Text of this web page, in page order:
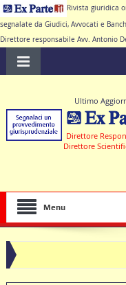
Rivista giuridica
segnalate da Giudici, Avvocati e
Direttore responsabile Avv. Antonio
Ultimo
Direttore
Direttore
Menu